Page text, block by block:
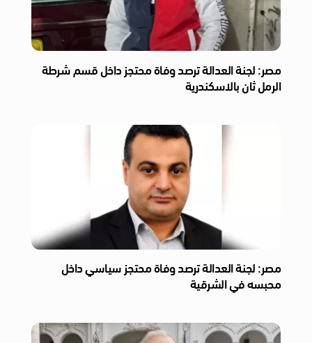
مصر: لجنة العدالة ترصد وفاة محتجز داخل قسم شرطة
الرمل ثان بالاسكندرية
مصر: لجنة العدالة ترصد وفاة محتجز سياسي داخل
محبسه في الشرقية